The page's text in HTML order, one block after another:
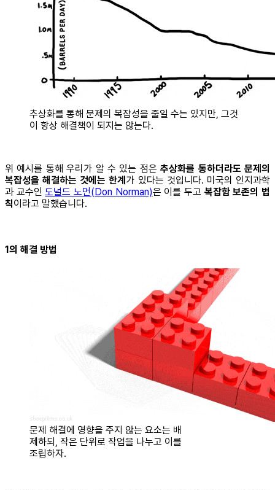
추상화를 통해 문제의 복잡성을 줄일 수는 있지만, 그것
이 항상 해결책이 되지는 않는다.
위 예시를 통해 우리가 알 수 있는 점은추상화를 통하더라도 문제의
복잡성을 해결하는 것에는 한계 가 있다는 것입니다. 미국의 인지과학
과 교수인 도널드 노먼(Don Norman)은 이를 두고 복잡함 보존의 법
칙이라고 말했습니다.
1의 해결 방법
문제 해결에 영향을 주지 않는 요소는 배
제하되, 작은 단위로 작업을 나누고 이를
조립하자.